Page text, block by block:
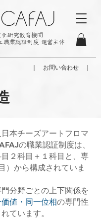
｜ お問い合わせ ｜
化研究教育機関
職業認証制度 運営主体
本チーズアートフロマ
の職業認証制度は、
２科目＋１科目と、専
）から構成されていま
分野ごとの上下関係を
価値・同一位相の専門性
ています。